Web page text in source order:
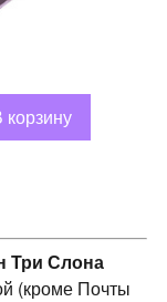
корзину
Три Слона
(кроме Почты